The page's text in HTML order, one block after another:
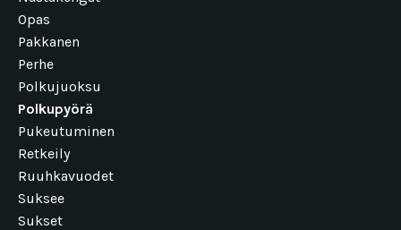
Opas
Pakkanen
Perhe
Polkujuoksu
Polkupyörä
Pukeutuminen
Retkeily
Ruuhkavuodet
Suksee
Sukset